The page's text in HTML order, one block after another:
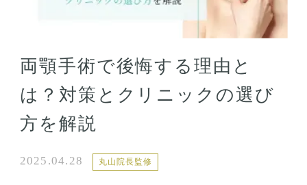
両顎手術で後悔する理由と
は？対策とクリニックの選び
方を解説
2025.04.28 丸山院長監修